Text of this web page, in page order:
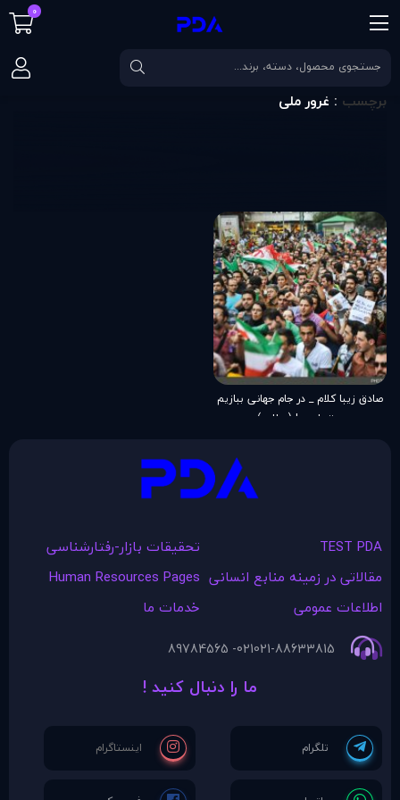
صفحه اصلی برچسب غرور ملی
برچسب : غرور ملی
صادق زیبا کلام _ در جام جهانی ببازیم
بهتر است! (مطلب)
TEST PDA
تحقیقات بازار-رفتارشناسی
مقالاتی در زمينه منابع انسانی Human Resources Pages
اطلاعات عمومی
خدمات ما
021-88633815
021- 89784565
ما را دنبال کنید !
0